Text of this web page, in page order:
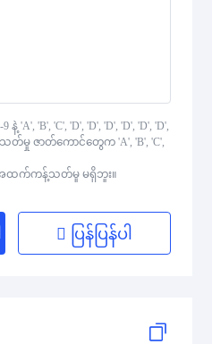
10)
'B', 'C', 'D', 'D', 'D', 'D', 'D', 'D',
းသတ်မှု ဇာတ်ကောင်တွေက 'A', 'B', 'C',
ထက်ကန့်သတ်မှု မရှိဘူး။
ပြန်ပြန်ပါ